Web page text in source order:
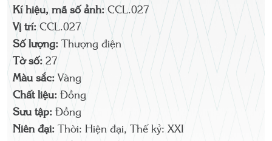
Kí hiệu, mã số ảnh:CCL.027
Vị trí:CCL.027
Số lượng: Thượng điện
Tờ số:27
Màu sắc:Vàng
Chất liệu:Đồng
Sưu tập:Đồng
Niên đại: Thời: Hiện đại, Thế kỷ: XXI